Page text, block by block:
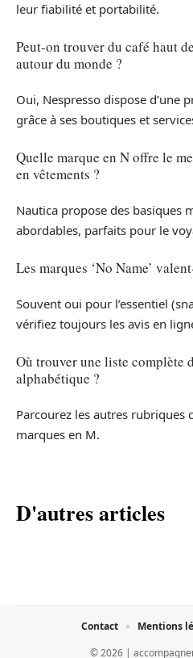
leur fiabilité et portabilité.
Peut-on trouver du café haut
autour du monde ?
Oui, Nespresso dispose d’une
grâce à ses boutiques et
Quelle marque en N offre le
en vêtements ?
Nautica propose des basiques
abordables, parfaits pour le
Les marques ‘No Name’
Souvent oui pour l’essentiel
vérifiez toujours les avis en
Où trouver une liste complète
alphabétique ?
Parcourez les autres rubriques
marques en M.
D'autres articles
© 2026 |
Contact Mentions